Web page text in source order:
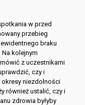
w przed
przebieg
braku
kolejnym
z uczestnikami
czy i
niezdolności
również ustalić, czy i
zdrowia byłyby